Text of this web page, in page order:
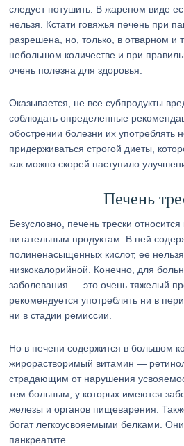
следует потушить. В жареном виде
нельзя. Кстати говяжья печень при
разрешена, но, только, в отварном и
небольшом количестве и при
очень полезна для здоровья.
Оказывается, не все субпродукты
соблюдать определенные
обострении болезни их употреблять
придерживаться строгой диеты,
как можно скорей наступило
Печень
Безусловно, печень трески
питательным продуктам. В ней
полиненасыщенных кислот, ее нельзя
низкокалорийной. Конечно, для
заболевания — это очень тяжелый
рекомендуется употреблять ни в
ни в стадии ремиссии.
Но в печени содержится в большом
жирорастворимый витамин —
страдающим от нарушения
тем больным, у которых имеются
железы и органов пищеварения.
богат легкоусвояемыми белками.
панкреатите.